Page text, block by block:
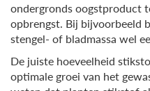
ondergronds oogstproduct
opbrengst. Bij bijvoorbeeld
stengel- of bladmassa wel
De juiste hoeveelheid
optimale groei van het